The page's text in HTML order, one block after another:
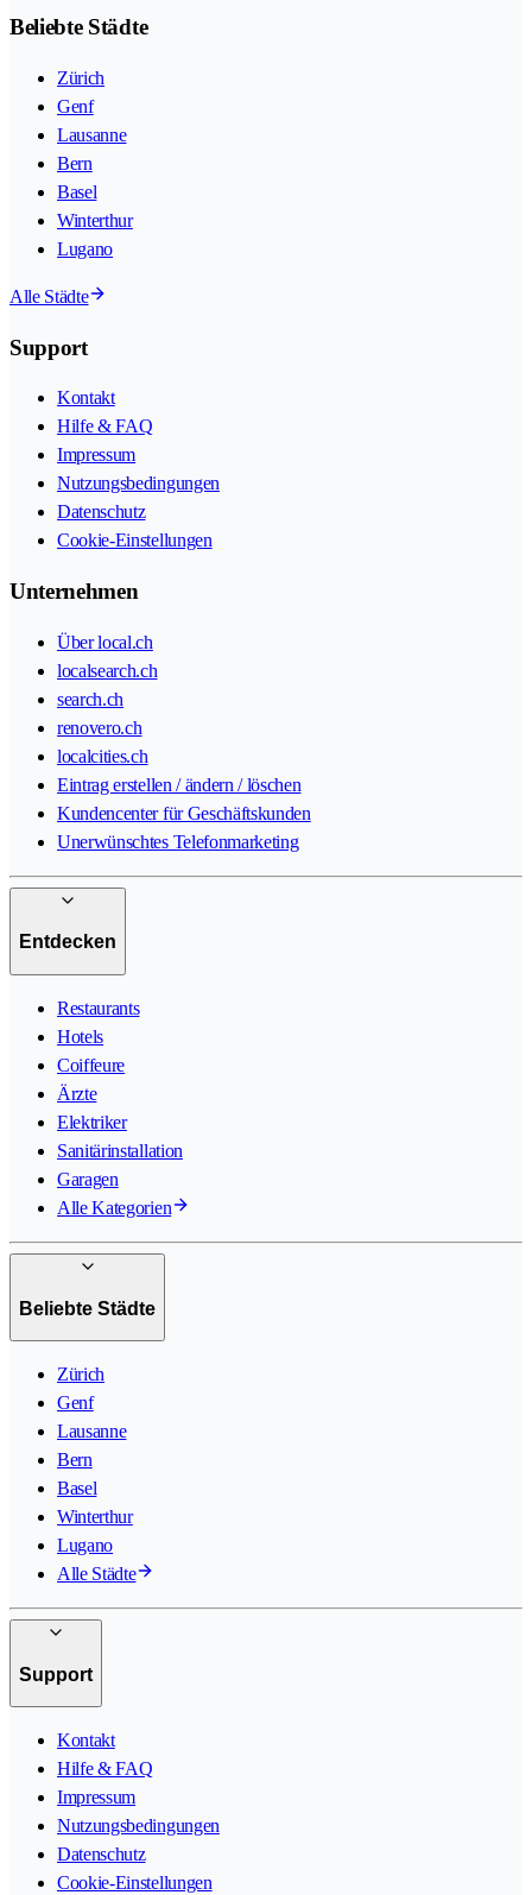
Beliebte Städte
Zürich
Genf
Lausanne
Bern
Basel
Winterthur
Lugano
Alle Städte
Support
Kontakt
Hilfe & FAQ
Impressum
Nutzungsbedingungen
Datenschutz
Cookie-Einstellungen
Unternehmen
Über local.ch
localsearch.ch
search.ch
renovero.ch
localcities.ch
Eintrag erstellen / ändern / löschen
Kundencenter für Geschäftskunden
Unerwünschtes Telefonmarketing
Entdecken
Restaurants
Hotels
Coiffeure
Ärzte
Elektriker
Sanitärinstallation
Garagen
Alle Kategorien
Beliebte Städte
Zürich
Genf
Lausanne
Bern
Basel
Winterthur
Lugano
Alle Städte
Support
Kontakt
Hilfe & FAQ
Impressum
Nutzungsbedingungen
Datenschutz
Cookie-Einstellungen